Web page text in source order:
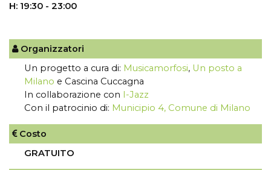
H: 19:30 - 23:00
Organizzatori
Un progetto a cura di: Musicamorfosi, Un posto a
Milano e Cascina Cuccagna
In collaborazione con I-Jazz
Con il patrocinio di: Municipio 4, Comune di Milano
Costo
GRATUITO